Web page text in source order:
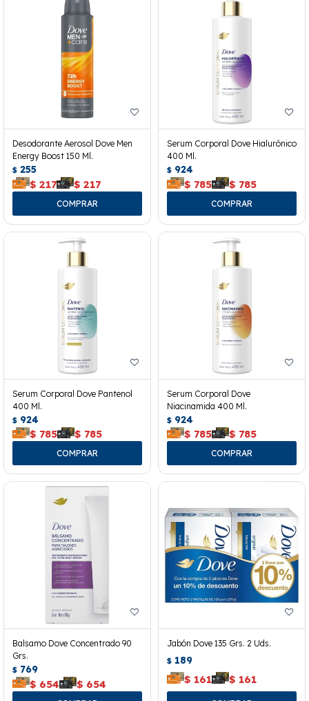
Desodorante Aerosol Dove Men
Energy Boost 150 Ml.
$ 255
$ 217 $ 217
Serum Corporal Dove Hialurónico
400 Ml.
$ 924
$ 785 $ 785
Serum Corporal Dove Pantenol
400 Ml.
$ 924
$ 785 $ 785
Serum Corporal Dove
Niacinamida 400 Ml.
$ 924
$ 785 $ 785
Balsamo Dove Concentrado 90
Grs.
$ 769
$ 654 $ 654
Jabón Dove 135 Grs. 2 Uds.
$ 189
$ 161 $ 161